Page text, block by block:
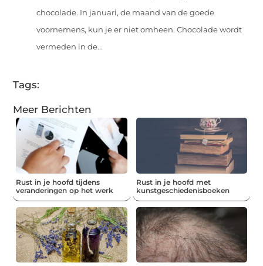
chocolade. In januari, de maand van de goede
voornemens, kun je er niet omheen. Chocolade wordt
vermeden in de...
Tags:
Meer Berichten
Rust in je hoofd tijdens
veranderingen op het werk
Rust in je hoofd met
kunstgeschiedenisboeken